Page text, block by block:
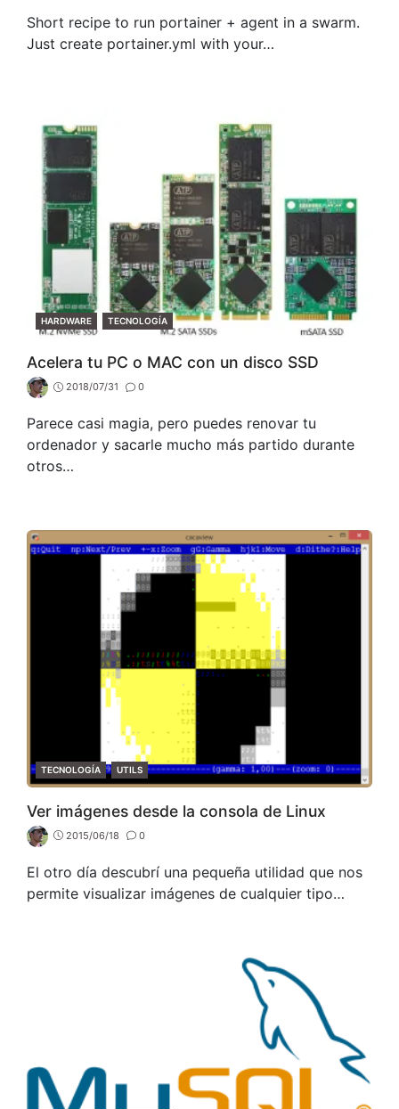
Short recipe to run portainer + agent in a swarm.
Just create portainer.yml with your…
CATEGORIES
HARDWARE TECNOLOGÍA
Acelera tu PC o MAC con un disco SSD
2018/07/31 0
Parece casi magia, pero puedes renovar tu
ordenador y sacarle mucho más partido durante
otros…
CATEGORIES
TECNOLOGÍA UTILS
Ver imágenes desde la consola de Linux
2015/06/18 0
El otro día descubrí una pequeña utilidad que nos
permite visualizar imágenes de cualquier tipo…